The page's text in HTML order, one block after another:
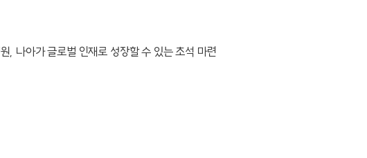
, 나아가 글로벌 인재로 성장할 수 있는 초석 마련